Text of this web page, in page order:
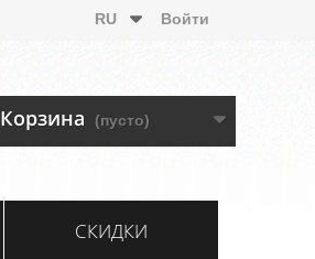
Войти
RU
Корзина (пусто)
СКИДКИ